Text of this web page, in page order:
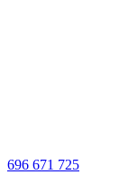
696 671 725